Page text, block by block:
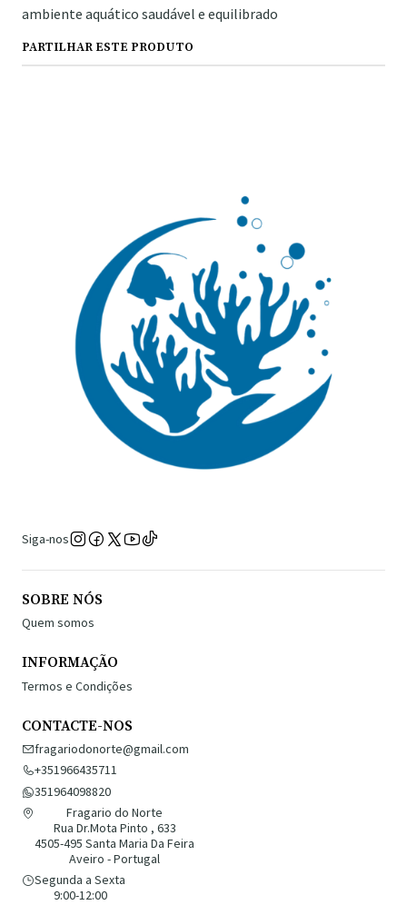
ambiente aquático saudável e equilibrado
PARTILHAR ESTE PRODUTO
Siga-nos
SOBRE NÓS
Quem somos
INFORMAÇÃO
Termos e Condições
CONTACTE-NOS
fragariodonorte@gmail.com
+351966435711
351964098820
Fragario do Norte
Rua Dr.Mota Pinto , 633
4505-495 Santa Maria Da Feira
Aveiro - Portugal
Segunda a Sexta
9:00-12:00